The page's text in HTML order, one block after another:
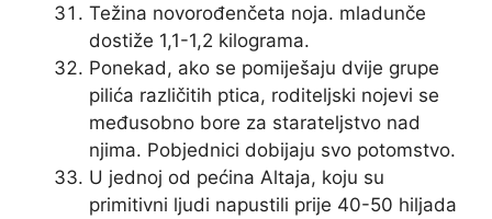
Težina novorođenčeta noja. mladunče
dostiže 1,1-1,2 kilograma.
Ponekad, ako se pomiješaju dvije grupe
pilića različitih ptica, roditeljski nojevi se
međusobno bore za starateljstvo nad
njima. Pobjednici dobijaju svo potomstvo.
U jednoj od pećina Altaja, koju su
primitivni ljudi napustili prije 40-50 hiljada